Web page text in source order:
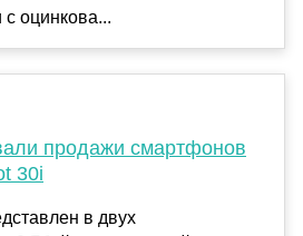
оцинкова...
продажи смартфонов
30i
в двух